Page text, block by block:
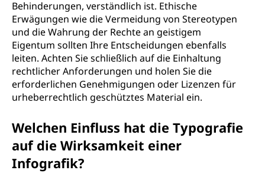
Behinderungen, verständlich ist. Ethische
Erwägungen wie die Vermeidung von Stereotypen
und die Wahrung der Rechte an geistigem
Eigentum sollten Ihre Entscheidungen ebenfalls
leiten. Achten Sie schließlich auf die Einhaltung
rechtlicher Anforderungen und holen Sie die
erforderlichen Genehmigungen oder Lizenzen für
urheberrechtlich geschütztes Material ein.
Welchen Einfluss hat die Typografie
auf die Wirksamkeit einer
Infografik?